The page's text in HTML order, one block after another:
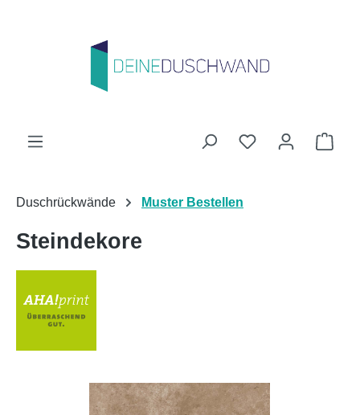
Du hast 0
Duschrückwände Muster Bestellen
Steindekore